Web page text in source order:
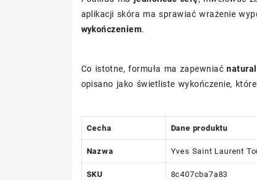
aplikacji skóra ma sprawiać wrażenie
wykończeniem.
Co istotne, formuła ma zapewniać
opisano jako świetliste wykończenie,
Cecha Dane produktu
Nazwa Yves Saint Laurent
SKU 8c407cba7a83